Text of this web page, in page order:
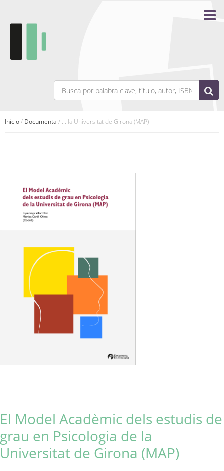
Inicio/ Documenta / ... la Universitat de Girona (MAP)
El Model Acadèmic dels estudis de
grau en Psicologia de la
Universitat de Girona (MAP)